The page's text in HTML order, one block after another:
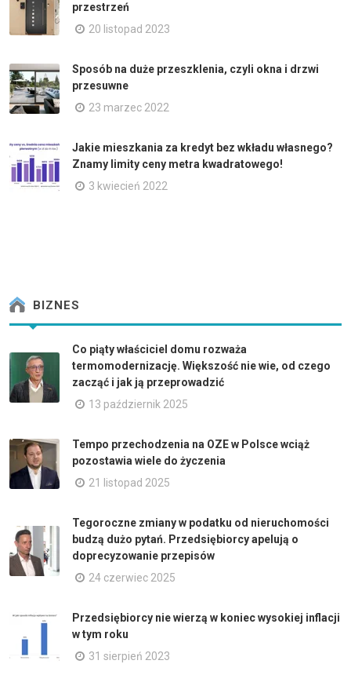
przestrzeń
20 listopad 2023
Sposób na duże przeszklenia, czyli okna i drzwi
przesuwne
23 marzec 2022
Jakie mieszkania za kredyt bez wkładu własnego?
Znamy limity ceny metra kwadratowego!
3 kwiecień 2022
BIZNES
Co piąty właściciel domu rozważa
termomodernizację. Większość nie wie, od czego
zacząć i jak ją przeprowadzić
13 październik 2025
Tempo przechodzenia na OZE w Polsce wciąż
pozostawia wiele do życzenia
21 listopad 2025
Tegoroczne zmiany w podatku od nieruchomości
budzą dużo pytań. Przedsiębiorcy apelują o
doprecyzowanie przepisów
24 czerwiec 2025
Przedsiębiorcy nie wierzą w koniec wysokiej inflacji
w tym roku
31 sierpień 2023